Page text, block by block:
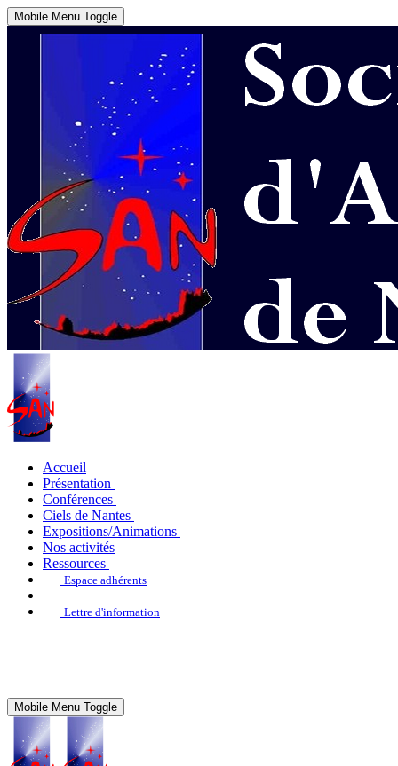
Mobile Menu Toggle
Accueil
Présentation
Conférences
Ciels de Nantes
Expositions/Animations
Nos activités
Ressources
Espace adhérents
Lettre d'information
Mobile Menu Toggle